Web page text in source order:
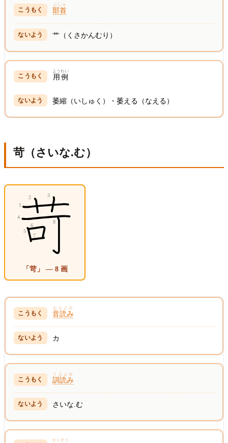
部首
ぶしゅ
艹（くさかんむり）
用例
ようれい
萎縮（いしゅく）・萎える（なえる）
苛（さいな.む）
「苛」 — 8 画
音読み
おんよみ
カ
訓読み
くんよみ
さいな.む
かくすう